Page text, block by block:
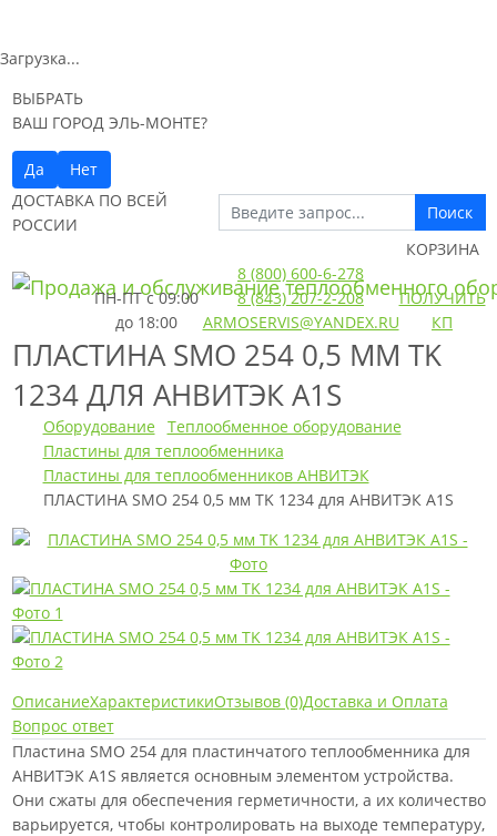
Загрузка...
ВЫБРАТЬ
ВАШ ГОРОД ЭЛЬ-МОНТЕ?
Да
Нет
ДОСТАВКА ПО ВСЕЙ
РОССИИ
Поиск
ПН-ПТс 09:00
до 18:00
8 (800) 600-6-278
8 (843) 207-2-208
ARMOSERVIS@YANDEX.RU
КОРЗИНА
ПОЛУЧИТЬ
КП
ПЛАСТИНА SMO 254 0,5 ММ TK
1234 ДЛЯ АНВИТЭК A1S
Оборудование
Теплообменное оборудование
Пластины для теплообменника
Пластины для теплообменников АНВИТЭК
ПЛАСТИНА SMO 254 0,5 мм TK 1234 для АНВИТЭК A1S
ОписаниеХарактеристикиОтзывов (0)Доставка и Оплата
Вопрос ответ
Пластина SMO 254 для пластинчатого теплообменника для
АНВИТЭК A1S является основным элементом устройства.
Они сжаты для обеспечения герметичности, а их количество
варьируется, чтобы контролировать на выходе температуру,